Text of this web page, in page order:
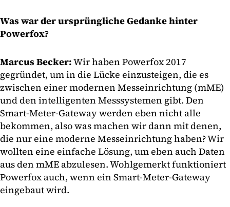
Was war der ursprüngliche Gedanke hinter
Powerfox?
Marcus Becker:Wir haben Powerfox 2017
gegründet, um in die Lücke einzusteigen, die es
zwischen einer modernen Messeinrichtung (mME)
und den intelligenten Messsystemen gibt. Den
Smart-Meter-Gateway werden eben nicht alle
bekommen, also was machen wir dann mit denen,
die nur eine moderne Messeinrichtung haben? Wir
wollten eine einfache Lösung, um eben auch Daten
aus den mME abzulesen. Wohlgemerkt funktioniert
Powerfox auch, wenn ein Smart-Meter-Gateway
eingebaut wird.